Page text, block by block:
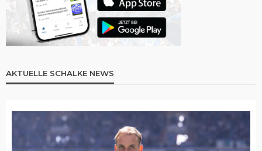
AKTUELLE SCHALKE NEWS